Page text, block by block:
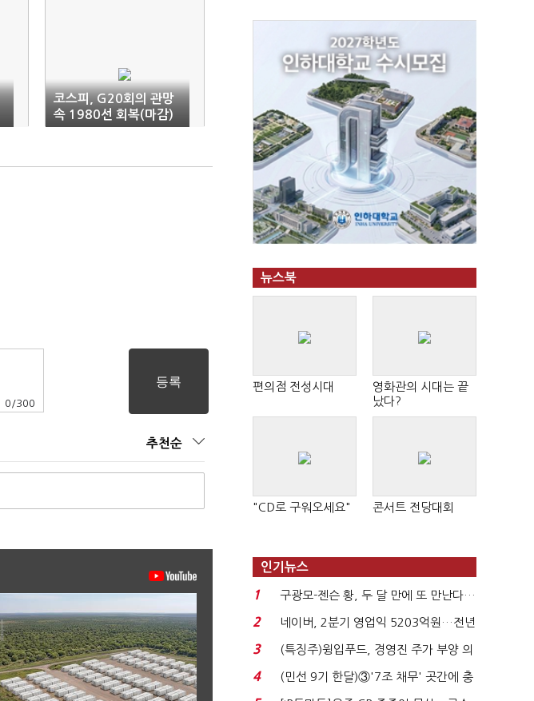
코스피, G20회의 관망
속 1980선 회복(마감)
0 /300
추천순
뉴스북
편의점 전성시대
영화관의 시대는 끝
났다?
"CD로 구워오세요" 콘서트 전당대회
인기뉴스
1
구광모-젠슨 황, 두 달 만에 또 만난다…
로봇·AI 등 논...
2
네이버, 2분기 영업익 5203억원…전년
비 0.2% 감소...
3
(특징주)윙입푸드, 경영진 주가 부양 의
지에 상한가...
4
(민선 9기 한달)③'7조 채무' 곳간에 충
격…추미애, 20년...